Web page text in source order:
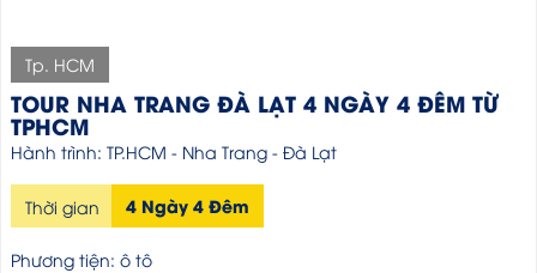
Tp. HCM
TOUR NHA TRANG ĐÀ LẠT 4 NGÀY 4 ĐÊM TỪ
TPHCM
Hành trình: TP.HCM - Nha Trang - Đà Lạt
Thời gian 4 Ngày 4 Đêm
Phương tiện: ô tô